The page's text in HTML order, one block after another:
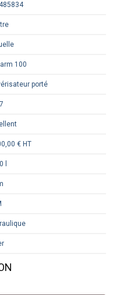
100
porté
€ HT
l